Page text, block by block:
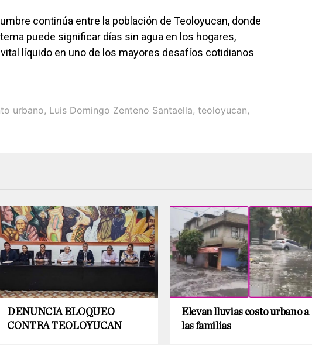
continúa entre la población de Teoloyucan, donde
puede significar días sin agua en los hogares,
líquido en uno de los mayores desafíos cotidianos
urbano, Luis Domingo Zenteno Santaella, teoloyucan,
DENUNCIA BLOQUEO
CONTRA TEOLOYUCAN
Elevan lluvias costo urbano a
las familias